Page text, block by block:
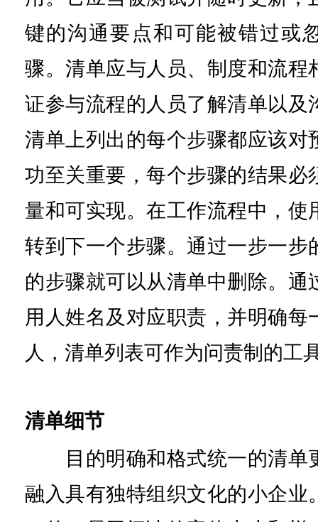
键的沟通要点和可能被错过或
骤。清单应与人员、制度和流程
证参与流程的人员了解清单以及
清单上列出的每个步骤都应该对
功至关重要，每个步骤的结果必
量和可实现。在工作流程中，使
转到下一个步骤。通过一步一步
的步骤就可以从清单中删除。通
用人姓名及对应职责，并明确每
人，清单列表可作为问责制的工
清单细节
目的明确和格式统一的清单
融入具有独特组织文化的小企业